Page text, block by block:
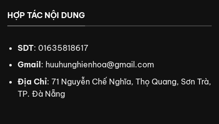
HỢP TÁC NỘI DUNG
SDT: 01635818617
Gmail : huuhunghienhoa@gmail.com
Địa Chỉ: 71 Nguyễn Chế Nghĩa, Thọ Quang, Sơn Trà,
TP. Đà Nẵng